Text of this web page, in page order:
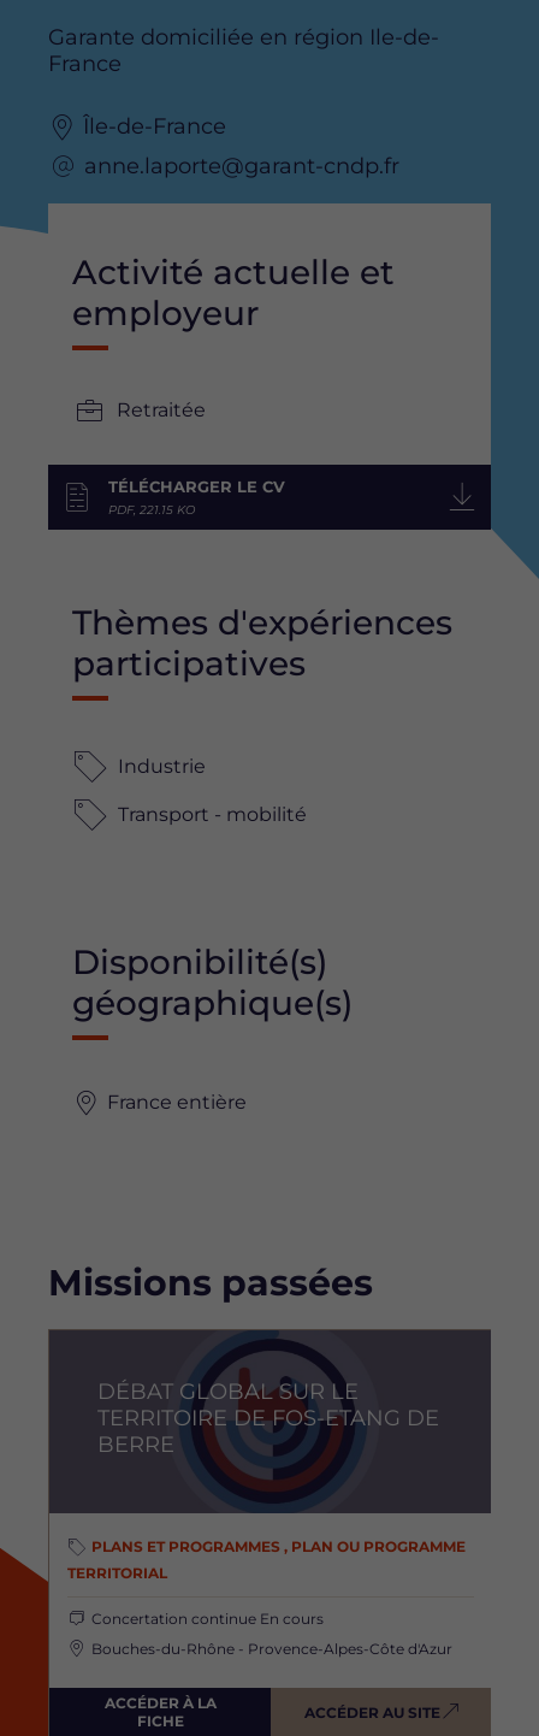
Garante domiciliée en région Ile-de-
France
Île-de-France
anne.laporte@garant-cndp.fr
Activité actuelle et
employeur
Retraitée
TÉLÉCHARGER LE CV
PDF, 221.15 KO
Thèmes d'expériences
participatives
Industrie
Transport - mobilité
Disponibilité(s)
géographique(s)
France entière
Missions passées
DÉBAT GLOBAL SUR LE
TERRITOIRE DE FOS-ETANG DE
BERRE
PLANS ET PROGRAMMES , PLAN OU PROGRAMME
TERRITORIAL
Concertation continue En cours
Bouches-du-Rhône - Provence-Alpes-Côte d'Azur
ACCÉDER À LA
FICHE
ACCÉDER AU SITE